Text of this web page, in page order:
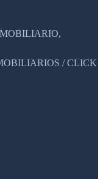
/ CLICK